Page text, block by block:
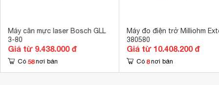
Máy cân mực laser Bosch GLL
3-80
Giá từ 9.438.000 đ
Có 58 nơi bán
Máy đo điện trở Milliohm
380580
Giá từ 10.408.200 đ
Có 8 nơi bán